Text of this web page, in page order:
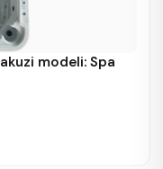
modeli: Spa